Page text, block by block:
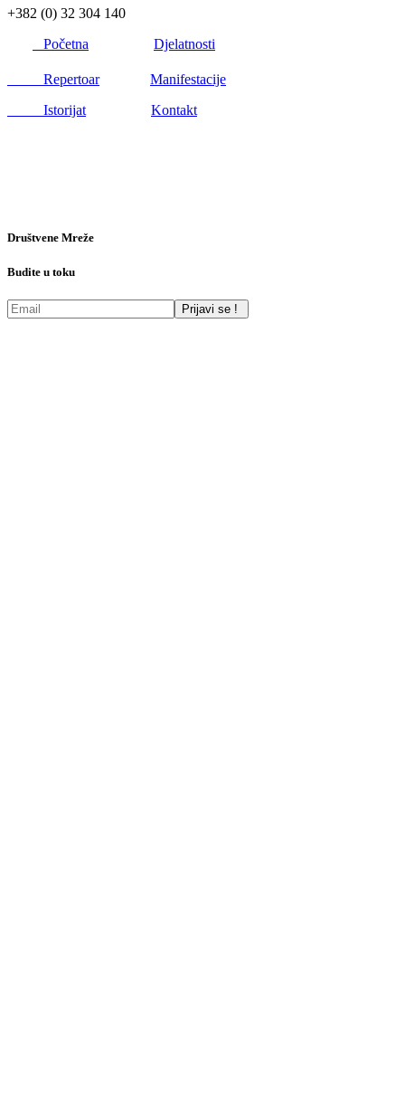
+382 (0) 32 304 140
Početna
Djelatnosti
Repertoar
Manifestacije
Istorijat
Kontakt
Društvene Mreže
Budite u toku